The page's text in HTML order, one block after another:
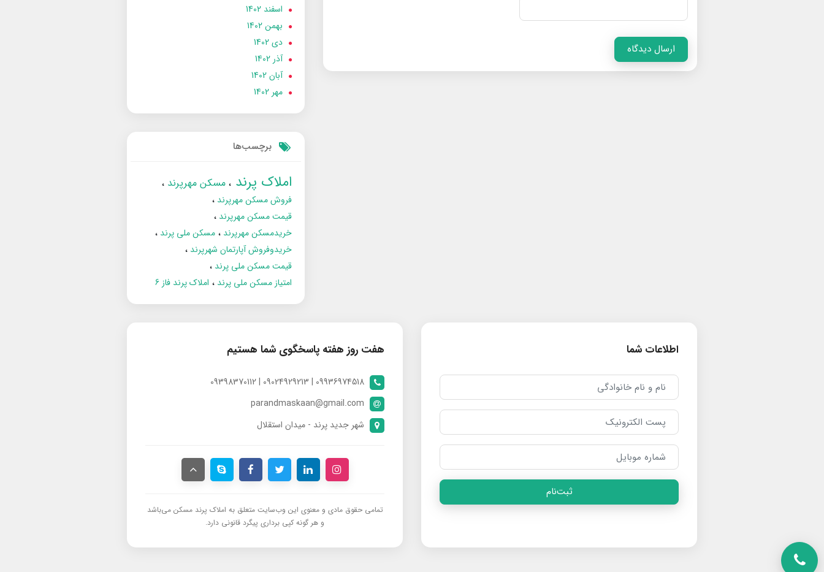
ارسال دیدگاه
اسفند 1402
بهمن 1402
دی 1402
آذر 1402
آبان 1402
مهر 1402
برچسب‌ها
املاک پرند مسکن مهرپرند
فروش مسکن مهرپرند
قیمت مسکن مهرپرند
خریدمسکن مهرپرند
مسکن ملی پرند
خریدوفروش آپارتمان شهرپرند
قیمت مسکن ملی پرند
امتیاز مسکن ملی پرند
املاک پرند فاز 6
اطلاعات شما
ثبت‌نام
هفت روز هفته پاسخگوی شما هستیم
09936974518 | 09024929213 | 09398370112
parandmaskaan@gmail.com
شهر جدید پرند - میدان استقلال
تمامی حقوق مادی و معنوی این وب‌سایت متعلق به املاک پرند مسکن می‌باشد
و هر گونه کپی برداری پیگرد قانونی دارد.